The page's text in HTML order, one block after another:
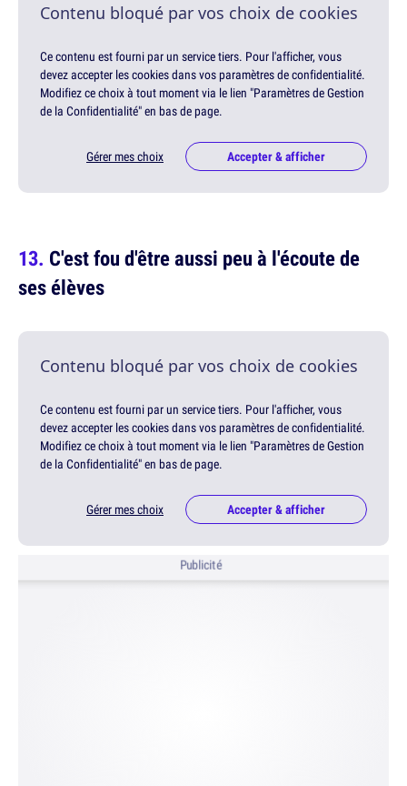
Contenu bloqué par vos choix de cookies
Ce contenu est fourni par un service tiers. Pour l'afficher, vous
devez accepter les cookies dans vos paramètres de confidentialité.
Modifiez ce choix à tout moment via le lien "Paramètres de Gestion
de la Confidentialité" en bas de page.
Gérer mes choix Accepter & afficher
C'est fou d'être aussi peu à l'écoute de
ses élèves
Contenu bloqué par vos choix de cookies
Ce contenu est fourni par un service tiers. Pour l'afficher, vous
devez accepter les cookies dans vos paramètres de confidentialité.
Modifiez ce choix à tout moment via le lien "Paramètres de Gestion
de la Confidentialité" en bas de page.
Gérer mes choix Accepter & afficher
Publicité